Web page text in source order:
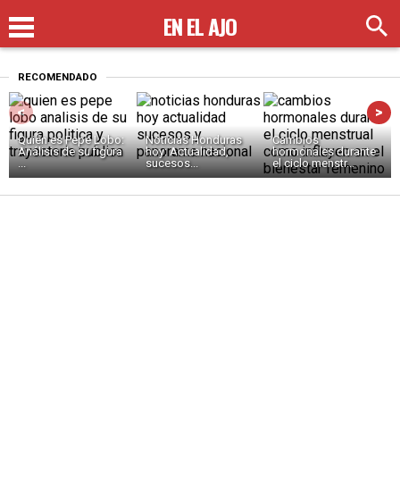
EN EL AJO
RECOMENDADO
Quién es Pepe Lobo:
Análisis de su figura
...
Noticias Honduras
hoy: Actualidad,
sucesos...
Cambios
hormonales durante
el ciclo menstr...
< >